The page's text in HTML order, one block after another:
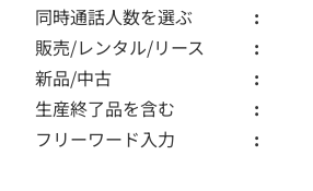
同時通話人数を選ぶ
販売/レンタル/リース
新品/中古
生産終了品を含む
フリーワード入力